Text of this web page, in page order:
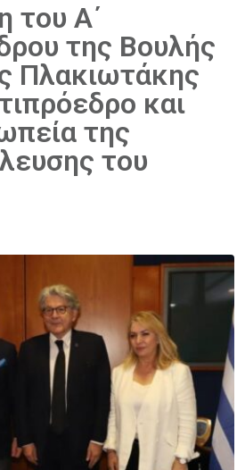
του Α΄
της Βουλής
Πλακιωτάκης
και
της
του